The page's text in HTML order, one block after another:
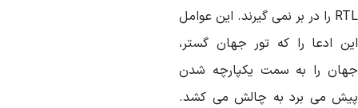
را در بر نمی گیرند.این عوامل
ادعا را که تور جهانگستر،
را به سمت یکپارچه
شدن
می برد به چالش می کشد.